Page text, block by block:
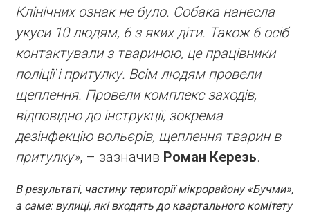
Клінічних ознак не було. Собака нанесла
укуси 10 людям, 6 з яких діти. Також 6 осіб
контактували з твариною, це працівники
поліції і притулку. Всім людям провели
щеплення. Провели комплекс заходів,
відповідно до інструкції, зокрема
дезінфекцію вольєрів, щеплення тварин в
притулку», – зазначив Роман Керезь.
В результаті, частину території мікрорайону «Бучми»,
а саме: вулиці, які входять до квартального комітету